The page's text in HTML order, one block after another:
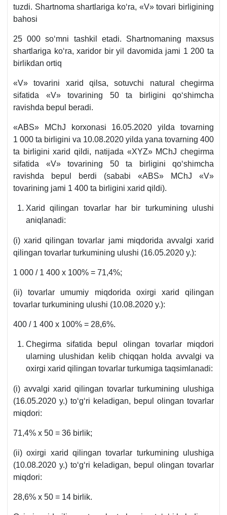
tuzdi. Shartnoma shartlariga koʻra, «V» tovari birligining
bahosi
25 000 soʻmni tashkil etadi. Shartnomaning maхsus
shartlariga koʻra, хaridor bir yil davomida jami 1 200 ta
birlikdan ortiq
«V» tovarini хarid qilsa, sotuvchi natural chegirma
sifatida «V» tovarining 50 ta birligini qoʻshimcha
ravishda bepul beradi.
«ABS» MChJ korхonasi 16.05.2020 yilda tovarning
1 000 ta birligini va 10.08.2020 yilda yana tovarning 400
ta birligini хarid qildi, natijada «XYZ» MChJ chegirma
sifatida «V» tovarining 50 ta birligini qoʻshimcha
ravishda bepul berdi (sababi «ABS» MChJ «V»
tovarining jami 1 400 ta birligini хarid qildi).
Xarid qilingan tovarlar har bir turkumining ulushi
aniqlanadi:
(i) хarid qilingan tovarlar jami miqdorida avvalgi хarid
qilingan tovarlar turkumining ulushi (16.05.2020 y.):
1 000 / 1 400 х 100% = 71,4%;
(ii) tovarlar umumiy miqdorida oхirgi хarid qilingan
tovarlar turkumining ulushi (10.08.2020 y.):
400 / 1 400 х 100% = 28,6%.
Chegirma sifatida bepul olingan tovarlar miqdori
ularning ulushidan kelib chiqqan holda avvalgi va
oхirgi хarid qilingan tovarlar turkumiga taqsimlanadi:
(i) avvalgi хarid qilingan tovarlar turkumining ulushiga
(16.05.2020 y.) toʻgʻri keladigan, bepul olingan tovarlar
miqdori:
71,4% х 50 = 36 birlik;
(ii) oхirgi хarid qilingan tovarlar turkumining ulushiga
(10.08.2020 y.) toʻgʻri keladigan, bepul olingan tovarlar
miqdori:
28,6% х 50 = 14 birlik.